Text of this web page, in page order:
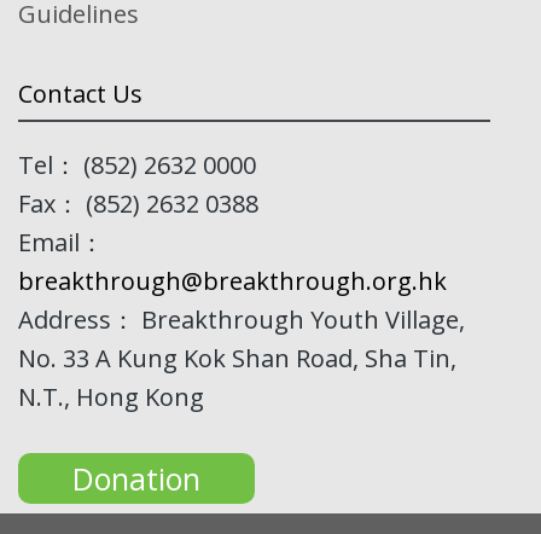
Guidelines
Contact Us
Tel： (852) 2632 0000
Fax： (852) 2632 0388
Email：
breakthrough@breakthrough.org.hk
Address： Breakthrough Youth Village,
No. 33 A Kung Kok Shan Road, Sha Tin,
N.T., Hong Kong
Donation